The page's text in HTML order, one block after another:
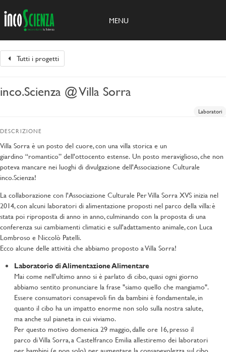
MENU
Tutti i progetti
inco.Scienza @ Villa Sorra
Laboratori
DESCRIZIONE
Villa Sorra è un posto del cuore, con una villa storica e un
giardino “romantico” dell'ottocento estense. Un posto meraviglioso, che non
poteva mancare nei luoghi di divulgazione dell'Associazione Culturale
inco.Scienza!
La collaborazione con l'Associazione Culturale Per Villa Sorra XVS inizia nel
2014, con alcuni laboratori di alimentazione proposti nel parco della villa: è
stata poi riproposta di anno in anno, culminando con la proposta di una
conferenza sui cambiamenti climatici e sull'adattamento animale, con Luca
Lombroso e Niccolò Patelli.
Ecco alcune delle attività che abbiamo proposto a Villa Sorra!
Laboratorio di Alimentazione Alimentare
Mai come nell'ultimo anno si è parlato di cibo, quasi ogni giorno
abbiamo sentito pronunciare la frase "siamo quello che mangiamo".
Essere consumatori consapevoli fin da bambini è fondamentale, in
quanto il cibo ha un impatto enorme non solo sulla nostra salute,
ma anche sul pianeta in cui viviamo.
Per questo motivo domenica 29 maggio, dalle ore 16, presso il
parco di Villa Sorra, a Castelfranco Emilia allestiremo dei laboratori